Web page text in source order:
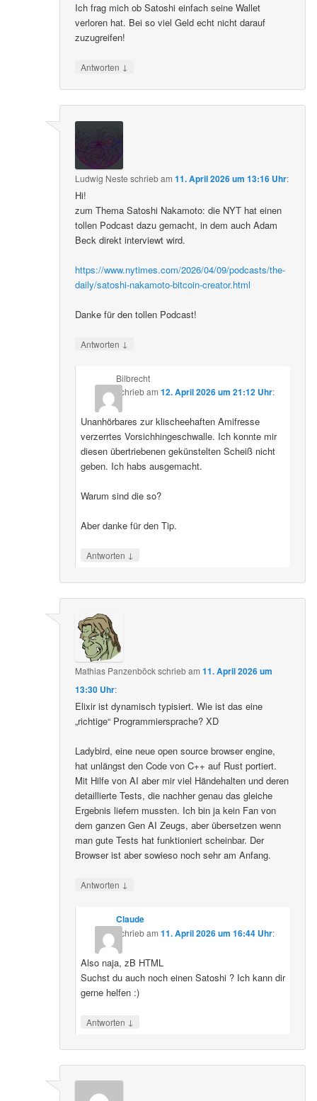
Ich frag mich ob Satoshi einfach seine Wallet
verloren hat. Bei so viel Geld echt nicht darauf
zuzugreifen!
Antworten ↓
Ludwig Neste schriebam11. April 2026 um 13:16 Uhr:
Hi!
zum Thema Satoshi Nakamoto: die NYT hat einen
tollen Podcast dazu gemacht, in dem auch Adam
Beck direkt interviewt wird.
https://www.nytimes.com/2026/04/09/podcasts/the-
daily/satoshi-nakamoto-bitcoin-creator.html
Danke für den tollen Podcast!
Antworten ↓
Bilbrecht
schriebam 12. April 2026 um 21:12 Uhr:
Unanhörbares zur klischeehaften Amifresse
verzerrtes Vorsichhingeschwalle. Ich konnte mir
diesen übertriebenen gekünstelten Scheiß nicht
geben. Ich habs ausgemacht.
Warum sind die so?
Aber danke für den Tip.
Antworten ↓
Mathias Panzenböckschriebam11. April 2026 um
13:30 Uhr:
Elixir ist dynamisch typisiert. Wie ist das eine
„richtige“ Programmiersprache? XD
Ladybird, eine neue open source browser engine,
hat unlängst den Code von C++ auf Rust portiert.
Mit Hilfe von AI aber mir viel Händehalten und deren
detaillierte Tests, die nachher genau das gleiche
Ergebnis liefern mussten. Ich bin ja kein Fan von
dem ganzen Gen AI Zeugs, aber übersetzen wenn
man gute Tests hat funktioniert scheinbar. Der
Browser ist aber sowieso noch sehr am Anfang.
Antworten ↓
Claude
schriebam 11. April 2026 um 16:44 Uhr:
Also naja, zB HTML
Suchst du auch noch einen Satoshi ? Ich kann dir
gerne helfen :)
Antworten ↓